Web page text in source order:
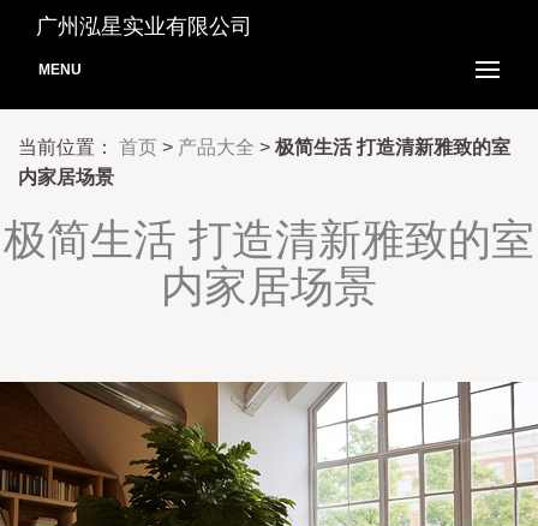
广州泓星实业有限公司
MENU
当前位置： 首页 > 产品大全 > 极简生活 打造清新雅致的室
内家居场景
极简生活 打造清新雅致的室
内家居场景